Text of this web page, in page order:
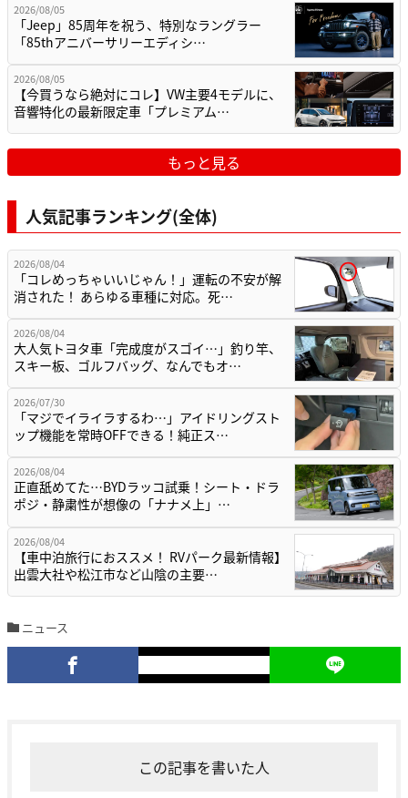
2026/08/05
「Jeep」85周年を祝う、特別なラングラー
「85thアニバーサリーエディシ…
2026/08/05
【今買うなら絶対にコレ】VW主要4モデルに、
音響特化の最新限定車「プレミアム…
もっと見る
人気記事ランキング(全体)
2026/08/04
「コレめっちゃいいじゃん！」運転の不安が解
消された！ あらゆる車種に対応。死…
2026/08/04
大人気トヨタ車「完成度がスゴイ…」釣り竿、
スキー板、ゴルフバッグ、なんでもオ…
2026/07/30
「マジでイライラするわ…」アイドリングスト
ップ機能を常時OFFできる！純正ス…
2026/08/04
正直舐めてた…BYDラッコ試乗！シート・ドラ
ポジ・静粛性が想像の「ナナメ上」…
2026/08/04
【車中泊旅行におススメ！ RVパーク最新情報】
出雲大社や松江市など山陰の主要…
ニュース
この記事を書いた人